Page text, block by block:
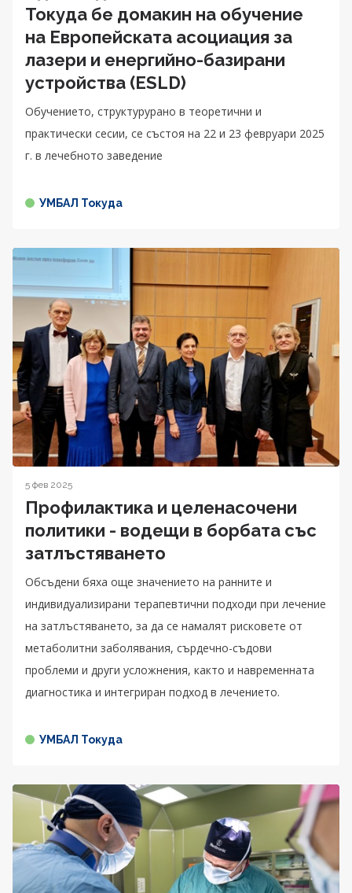
Токуда бе домакин на обучение
на Eвропейската асоциация за
лазери и енергийно-базирани
устройства (ESLD)
Обучението, структурурано в теоретични и
практически сесии, се състоя на 22 и 23 февруари 2025
г. в лечебното заведение
УМБАЛ Токуда
5 фев 2025
Профилактика и целенасочени
политики - водещи в борбата със
затлъстяването
Обсъдени бяха още значението на ранните и
индивидуализирани терапевтични подходи при лечение
на затлъстяването, за да се намалят рисковете от
метаболитни заболявания, сърдечно-съдови
проблеми и други усложнения, както и навременната
диагностика и интегриран подход в лечението.
УМБАЛ Токуда